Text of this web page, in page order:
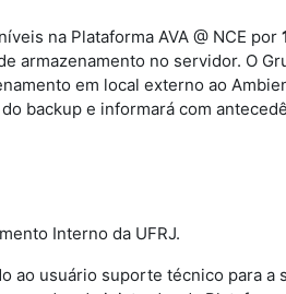
na Plataforma AVA @ NCE por
armazenamento no servidor. O
em local externo ao
backup e informará com
Interno da UFRJ.
ao usuário suporte técnico para